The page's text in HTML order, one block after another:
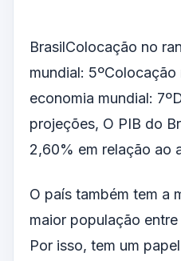
BrasilColocação no
mundial: 5ºColocação
economia mundial:
projeções, O PIB do
2,60% em relação ao
O país também tem a
maior população
Por isso, tem um